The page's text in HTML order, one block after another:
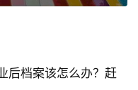
后档案该怎么办？赶